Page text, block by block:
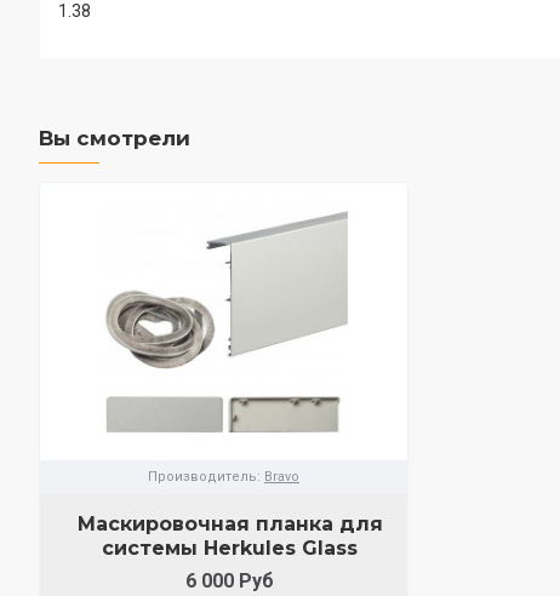
1.38
Вы смотрели
Производитель: Bravo
Маскировочная планка для
системы Herkules Glass
6 000 Руб